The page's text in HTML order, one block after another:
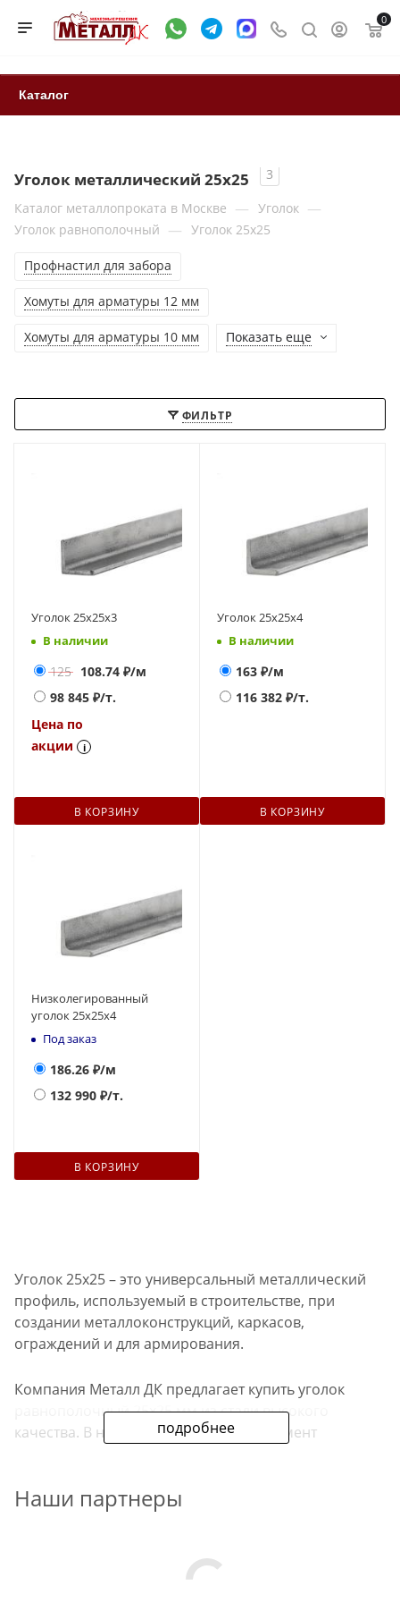
0
Каталог
Уголок металлический 25х25
3
Каталог металлопроката в Москве — Уголок —
Уголок равнополочный — Уголок 25x25
Профнастил для забора
Хомуты для арматуры 12 мм
Хомуты для арматуры 10 мм Показать еще
ФИЛЬТР
Уголок 25х25х3
В наличии
125 108.74 ₽/м
98 845 ₽/т.
Цена по
акции
i
В КОРЗИНУ
Уголок 25х25х4
В наличии
163 ₽/м
116 382 ₽/т.
В КОРЗИНУ
Низколегированный
уголок 25х25х4
Под заказ
186.26 ₽/м
132 990 ₽/т.
В КОРЗИНУ
подробнее
Уголок 25х25 – это универсальный металлический
профиль, используемый в строительстве, при
создании металлоконструкций, каркасов,
ограждений и для армирования.
Компания Металл ДК предлагает купить уголок
равнополочный 25х25 мм из стали высокого
качества. В наличии широкий ассортимент
равнополочного 25х25 в
Наши партнеры